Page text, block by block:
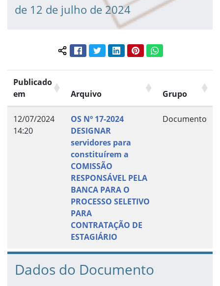
de 12 de julho de 2024
Compartilhar conteúdo:
FacebookTwitterLinkedInPinterestWhatsApp
Publicado
em
Arquivo Grupo
12/07/2024
14:20
OS Nº 17-2024
DESIGNAR
servidores para
constituírem a
COMISSÃO
RESPONSÁVEL PELA
BANCA PARA O
PROCESSO SELETIVO
PARA
CONTRATAÇÃO DE
ESTAGIÁRIO
Documento
Dados do Documento